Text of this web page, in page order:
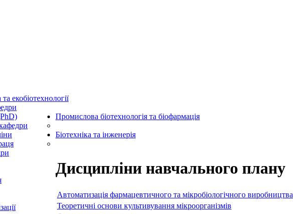
екобіотехнології
Промислова біотехнологія та біофармація
Біотехніка та інженерія
Дисципліни навчального плану
Автоматизація фармацевтичного та мікробіологічного виробництва
Теоретичні основи культивування мікроорганізмів